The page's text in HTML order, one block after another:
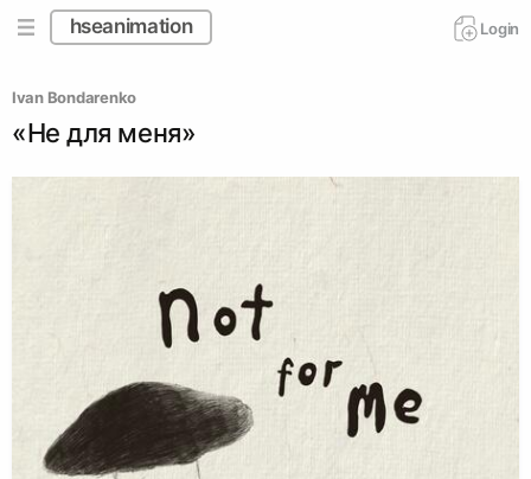
hseanimation Login
Ivan Bondarenko
«Не для меня»